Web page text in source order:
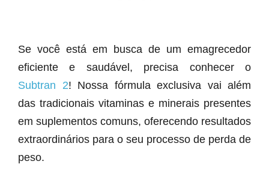
Se você está em busca de um emagrecedor
eficiente e saudável, precisa conhecer o
Subtran 2! Nossa fórmula exclusiva vai além
das tradicionais vitaminas e minerais presentes
em suplementos comuns, oferecendo resultados
extraordinários para o seu processo de perda de
peso.